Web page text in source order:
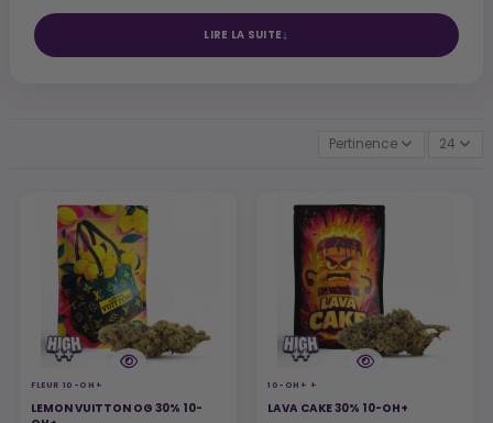
LIRE LA SUITE
Pertinence 24
FLEUR 10-OH+
LEMON VUITTON OG 30% 10-
10-OH+ +
LAVA CAKE 30% 10-OH+